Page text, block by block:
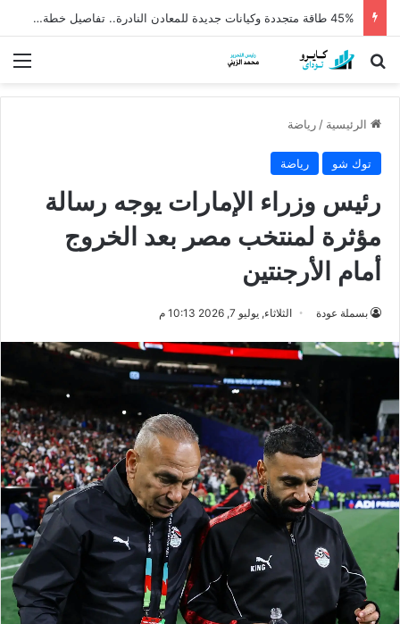
شقق الإيجار التمليكي 2026.. 5 آلاف وحدة في 25 مدينة وموعد الطرح وشروط التقديم
بحث عن
الرئيسية / رياضة
توك شو رياضة
رئيس وزراء الإمارات يوجه رسالة
مؤثرة لمنتخب مصر بعد الخروج
أمام الأرجنتين
بسملة عودة الثلاثاء, يوليو 7, 2026 10:13 م